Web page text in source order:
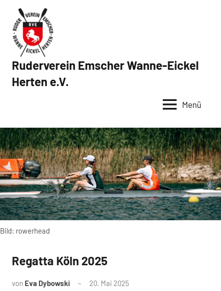
Inhalt
springen
Ruderverein Emscher Wanne-Eickel
Herten e.V.
Menü
Bild: rowerhead
News
Regatta Köln 2025
von Eva Dybowski 20. Mai 2025